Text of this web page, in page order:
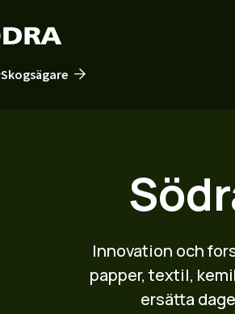
Skogsägare
Innovation och
papper, textil,
ersätta